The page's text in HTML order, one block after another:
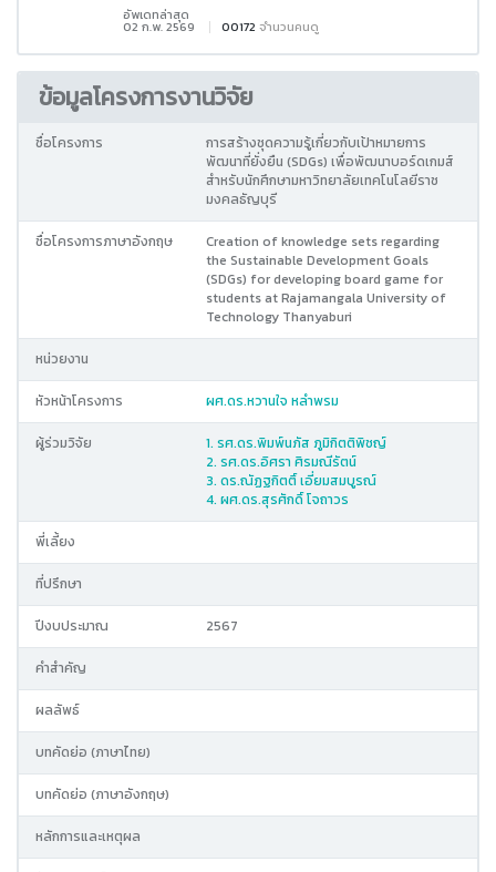
อัพเดทล่าสุด
02 ก.พ. 2569 00172 จำนวนคนดู
ข้อมูลโครงการงานวิจัย
ชื่อโครงการ
การสร้างชุดความรู้เกี่ยวกับเป้าหมายการ
พัฒนาที่ยั่งยืน (SDGs) เพื่อพัฒนาบอร์ดเกมส์
สำหรับนักศึกษามหาวิทยาลัยเทคโนโลยีราช
มงคลธัญบุรี
ชื่อโครงการภาษาอังกฤษ
Creation of knowledge sets regarding
the Sustainable Development Goals
(SDGs) for developing board game for
students at Rajamangala University of
Technology Thanyaburi
หน่วยงาน
หัวหน้าโครงการ ผศ.ดร.หวานใจ หลำพรม
ผู้ร่วมวิจัย
1. รศ.ดร.พิมพ์นภัส ภูมิกิตติพิชญ์
2. รศ.ดร.อิศรา ศิรมณีรัตน์
3. ดร.ณัฏฐกิตติ์ เอี่ยมสมบูรณ์
4. ผศ.ดร.สุรศักดิ์ โจถาวร
พี่เลี้ยง
ที่ปรึกษา
ปีงบประมาณ 2567
คำสำคัญ
ผลลัพธ์
บทคัดย่อ (ภาษาไทย)
บทคัดย่อ (ภาษาอังกฤษ)
หลักการและเหตุผล